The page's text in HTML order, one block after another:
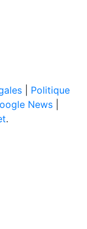
Politique
News
.